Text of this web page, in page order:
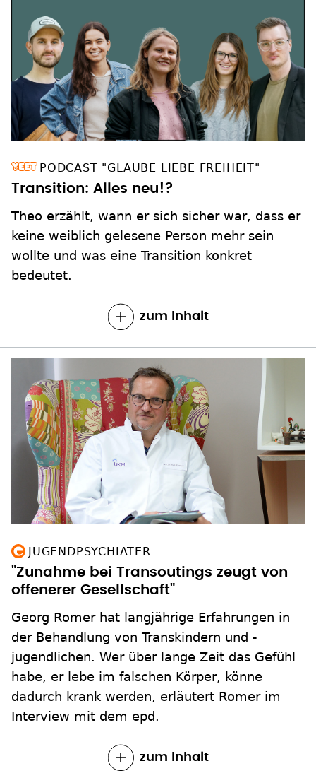
PODCAST "GLAUBE LIEBE FREIHEIT"
Transition: Alles neu!?
Theo erzählt, wann er sich sicher war, dass er
keine weiblich gelesene Person mehr sein
wollte und was eine Transition konkret
bedeutet.
zum Inhalt
JUGENDPSYCHIATER
"Zunahme bei Transoutings zeugt von
offenerer Gesellschaft"
Georg Romer hat langjährige Erfahrungen in
der Behandlung von Transkindern und -
jugendlichen. Wer über lange Zeit das Gefühl
habe, er lebe im falschen Körper, könne
dadurch krank werden, erläutert Romer im
Interview mit dem epd.
zum Inhalt